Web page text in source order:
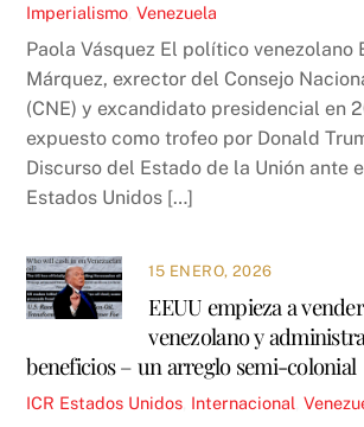
Imperialismo ,Venezuela
Paola Vásquez El político venezolano
Márquez, exrector del Consejo
(CNE) y excandidato presidencial en
expuesto como trofeo por Donald
Discurso del Estado de la Unión ante
Estados Unidos […]
15 ENERO, 2026
EEUU empieza a
venezolano y
beneficios – un arreglo semi-colonial
ICR Estados Unidos Internacional ,